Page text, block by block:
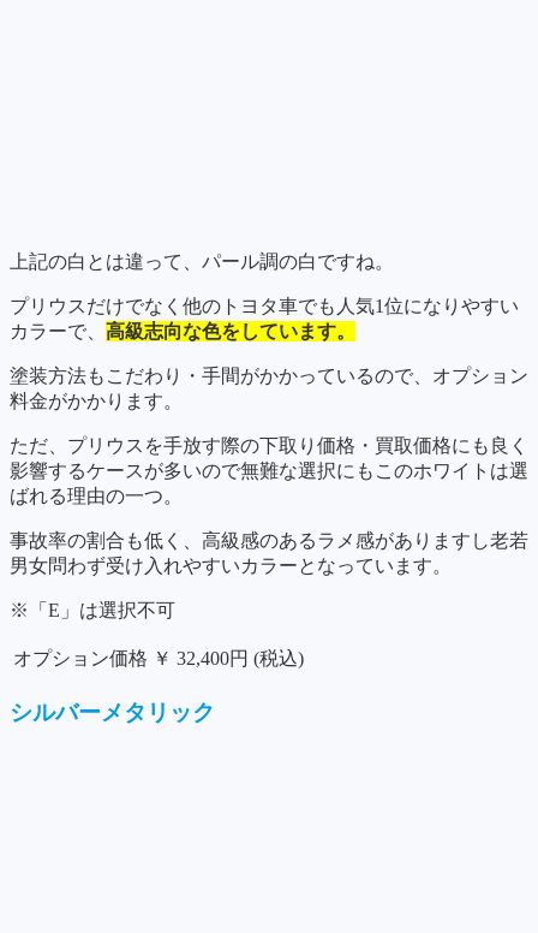
上記の白とは違って、パール調の白ですね。
プリウスだけでなく他のトヨタ車でも人気1位になりやすい
カラーで、 高級志向な色をしています。
塗装方法もこだわり・手間がかかっているので、オプション
料金がかかります。
ただ、プリウスを手放す際の下取り価格・買取価格にも良く
影響するケースが多いので無難な選択にもこのホワイトは選
ばれる理由の一つ。
事故率の割合も低く、高級感のあるラメ感がありますし老若
男女問わず受け入れやすいカラーとなっています。
※「E」は選択不可
オプション価格 ￥ 32,400円 (税込)
シルバーメタリック